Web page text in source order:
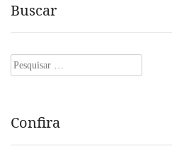
Buscar
Pesquisar
por:
Confira